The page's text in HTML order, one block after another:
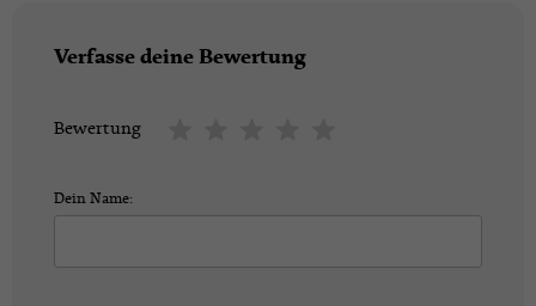
Verfasse deine Bewertung
Bewertung
Dein Name: